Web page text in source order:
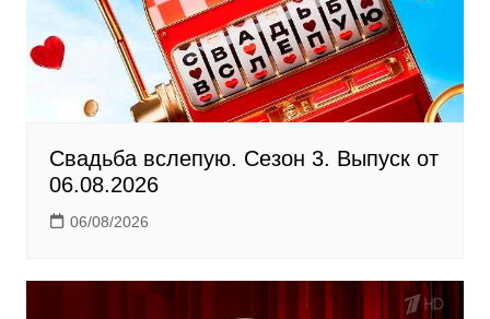
k
Свадьба вслепую. Сезон 3. Выпуск от
06.08.2026
06/08/2026